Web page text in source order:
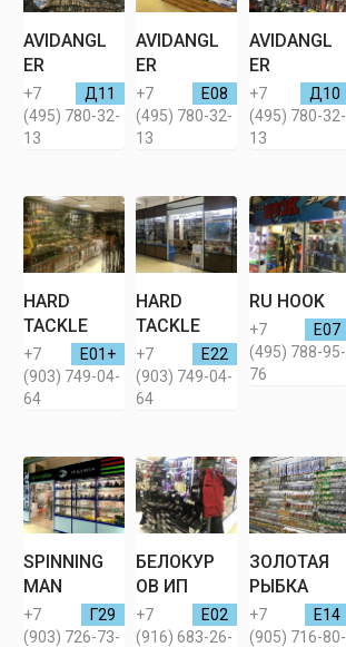
AVIDANGL
ER
Д11
+7
(495) 780-32-
13
AVIDANGL
ER
Е08
+7
(495) 780-32-
13
AVIDANGL
ER
Д10
+7
(495) 780-32-
13
HARD
TACKLE
Е01+
+7
(903) 749-04-
64
HARD
TACKLE
Е22
+7
(903) 749-04-
64
RU HOOK
Е07
+7
(495) 788-95-
76
SPINNING
MAN
Г29
+7
(903) 726-73-
БЕЛОКУР
ОВ ИП
Е02
+7
(916) 683-26-
ЗОЛОТАЯ
РЫБКА
Е14
+7
(905) 716-80-